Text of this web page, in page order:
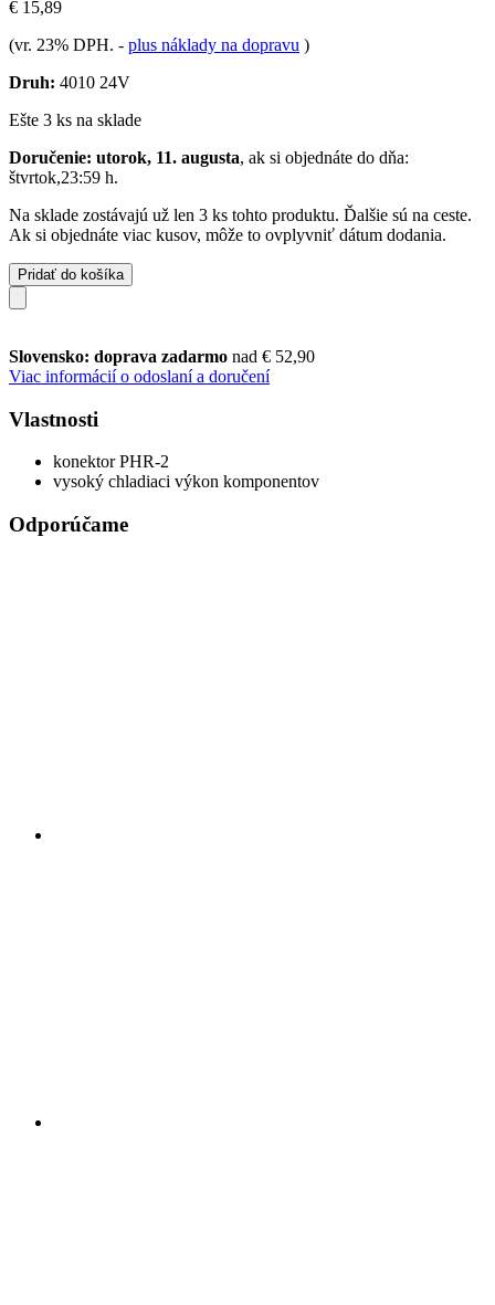
€ 15,89
(vr. 23% DPH. - plus náklady na dopravu )
Druh: 4010 24V
Ešte 3 ks na sklade
Doručenie: utorok, 11. augusta, ak si objednáte do dňa:
štvrtok,23:59 h.
Na sklade zostávajú už len 3 ks tohto produktu. Ďalšie sú na ceste.
Ak si objednáte viac kusov, môže to ovplyvniť dátum dodania.
Pridať do košíka
Slovensko: doprava zadarmo nad € 52,90
Viac informácií o odoslaní a doručení
Vlastnosti
konektor PHR-2
vysoký chladiaci výkon komponentov
Odporúčame